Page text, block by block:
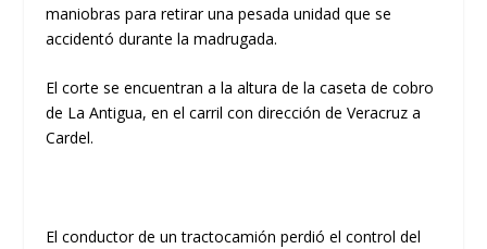
maniobras para retirar una pesada unidad que se
accidentó durante la madrugada.
El corte se encuentran a la altura de la caseta de cobro
de La Antigua, en el carril con dirección de Veracruz a
Cardel.
​El conductor de un tractocamión perdió el control del